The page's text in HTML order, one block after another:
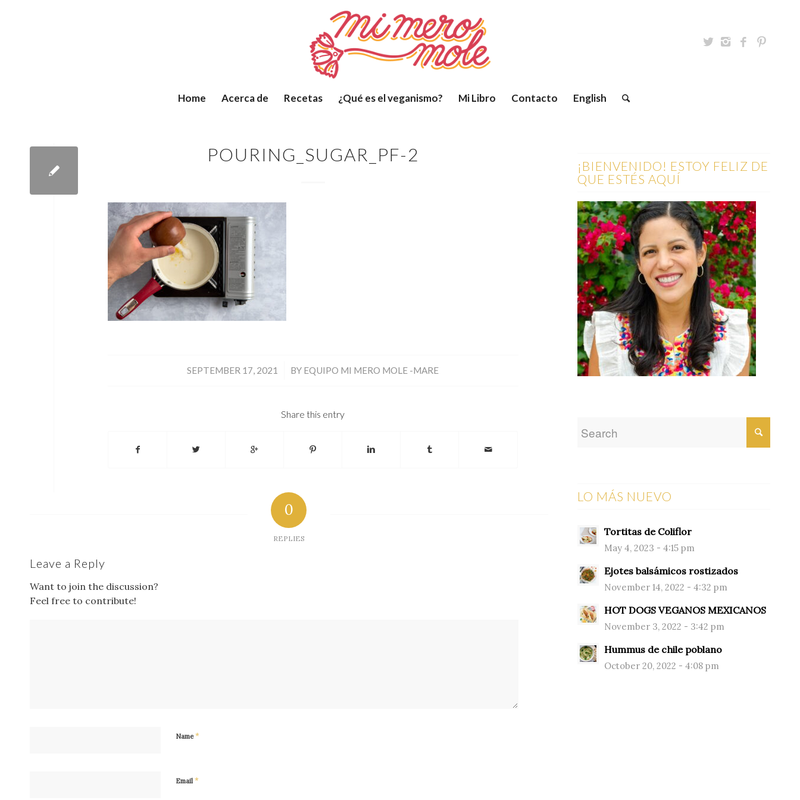
Home Acerca de Recetas ¿Qué es el veganismo? Mi Libro Contacto English
POURING_SUGAR_PF-2
SEPTEMBER 17, 2021
/ BY EQUIPO MI MERO MOLE -MARE
Share this entry
0
REPLIES
Leave a Reply
Want to join the discussion?
Feel free to contribute!
Name*
Email *
¡BIENVENIDO! ESTOY FELIZ DE
QUE ESTÉS AQUÍ
LO MÁS NUEVO
Tortitas de Coliflor
May 4, 2023 - 4:15 pm
Ejotes balsámicos rostizados
November 14, 2022 - 4:32 pm
HOT DOGS VEGANOS MEXICANOS
November 3, 2022 - 3:42 pm
Hummus de chile poblano
October 20, 2022 - 4:08 pm